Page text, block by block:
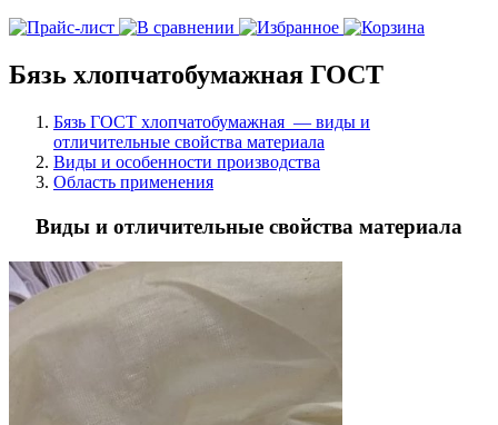
Бязь хлопчатобумажная ГОСТ
Бязь ГОСТ хлопчатобумажная — виды и
отличительные свойства материала
Виды и особенности производства
Область применения
Виды и отличительные свойства материала